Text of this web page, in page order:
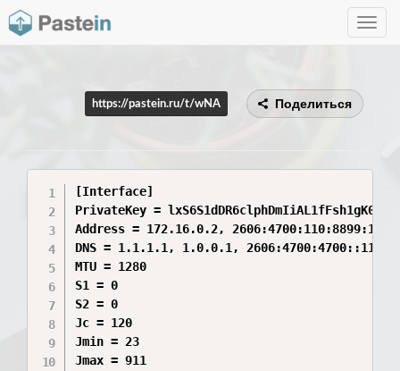
Toggle
https://pastein.ru/t/wNA Поделиться
[Interface]
PrivateKey =
Address = 172.16.0.2,
DNS = 1.1.1.1, 1.0.0.1, 2606:4700:4700::1111,
MTU = 1280
S1 = 0
S2 = 0
Jc = 120
Jmin = 23
Jmax = 911